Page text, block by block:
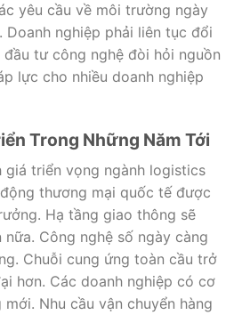
yêu cầu về môi trường ngày
Doanh nghiệp phải liên tục đổi
tư công nghệ đòi hỏi nguồn
lực cho nhiều doanh nghiệp
Trong Những Năm Tới
giá triển vọng ngành logistics
thương mại quốc tế được
Hạ tầng giao thông sẽ
Công nghệ số ngày càng
Chuỗi cung ứng toàn cầu trở
hơn. Các doanh nghiệp có cơ
Nhu cầu vận chuyển hàng